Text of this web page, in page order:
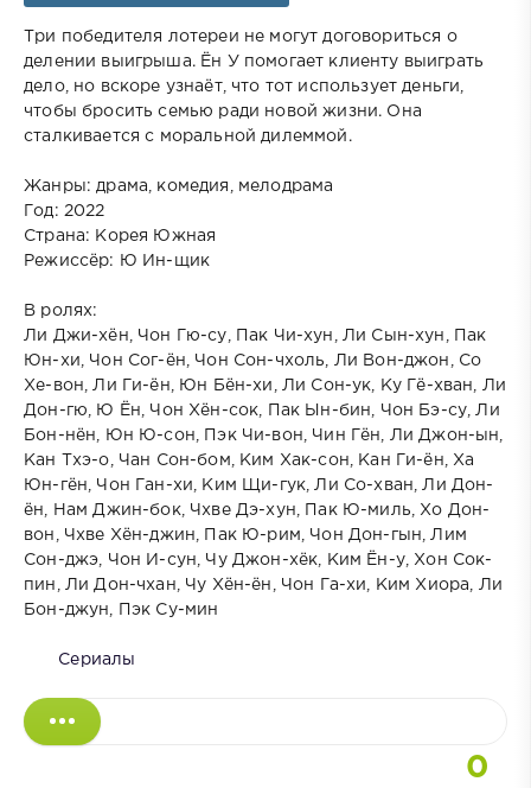
Три победителя лотереи не могут договориться о
делении выигрыша. Ён У помогает клиенту выиграть
дело, но вскоре узнаёт, что тот использует деньги,
чтобы бросить семью ради новой жизни. Она
сталкивается с моральной дилеммой.
Жанры: драма, комедия, мелодрама
Год: 2022
Страна: Корея Южная
Режиссёр: Ю Ин-щик
В ролях:
Ли Джи-хён, Чон Гю-су, Пак Чи-хун, Ли Сын-хун, Пак
Юн-хи, Чон Сог-ён, Чон Сон-чхоль, Ли Вон-джон, Со
Хе-вон, Ли Ги-ён, Юн Бён-хи, Ли Сон-ук, Ку Гё-хван, Ли
Дон-гю, Ю Ён, Чон Хён-сок, Пак Ын-бин, Чон Бэ-су, Ли
Бон-нён, Юн Ю-сон, Пэк Чи-вон, Чин Гён, Ли Джон-ын,
Кан Тхэ-о, Чан Сон-бом, Ким Хак-сон, Кан Ги-ён, Ха
Юн-гён, Чон Ган-хи, Ким Щи-гук, Ли Со-хван, Ли Дон-
ён, Нам Джин-бок, Чхве Дэ-хун, Пак Ю-миль, Хо Дон-
вон, Чхве Хён-джин, Пак Ю-рим, Чон Дон-гын, Лим
Сон-джэ, Чон И-сун, Чу Джон-хёк, Ким Ён-у, Хон Сок-
пин, Ли Дон-чхан, Чу Хён-ён, Чон Га-хи, Ким Хиора, Ли
Бон-джун, Пэк Су-мин
Сериалы
0